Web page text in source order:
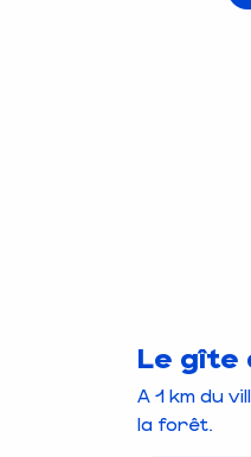
Le gîte
A 1 km du
la forêt.